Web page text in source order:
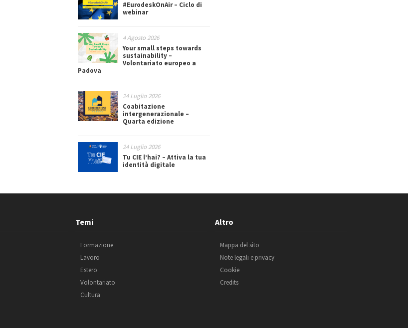
#EurodeskOnAir – Ciclo di
webinar
4 Agosto 2026
Your small steps towards
sustainability –
Volontariato europeo a
Padova
24 Luglio 2026
Coabitazione
intergenerazionale –
Quarta edizione
24 Luglio 2026
Tu CIE l’hai? – Attiva la tua
identità digitale
Temi
Formazione
Lavoro
Estero
Volontariato
Cultura
Altro
Mappa del sito
Note legali e privacy
Cookie
Credits